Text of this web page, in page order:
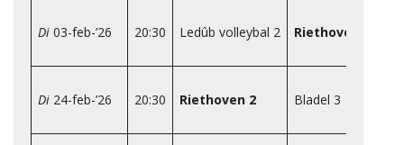
Di 03-feb-’26 20:30 Ledûb volleybal 2 Riethoven 2
Di 24-feb-’26 20:30 Riethoven 2 Bladel 3